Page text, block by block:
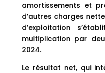
amortissements et
d’autres charges
d’exploitation
multiplication par
2024.
Le résultat net, qui